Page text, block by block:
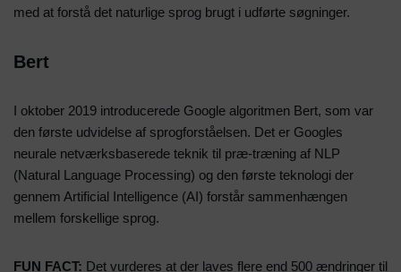
med at forstå det naturlige sprog brugt i udførte søgninger.
Bert
I oktober 2019 introducerede Google algoritmen Bert, som var
den første udvidelse af sprogforståelsen. Det er Googles
neurale netværksbaserede teknik til præ-træning af NLP
(Natural Language Processing) og den første teknologi der
gennem Artificial Intelligence (AI) forstår sammenhængen
mellem forskellige sprog.
FUN FACT: Det vurderes at der laves flere end 500 ændringer til